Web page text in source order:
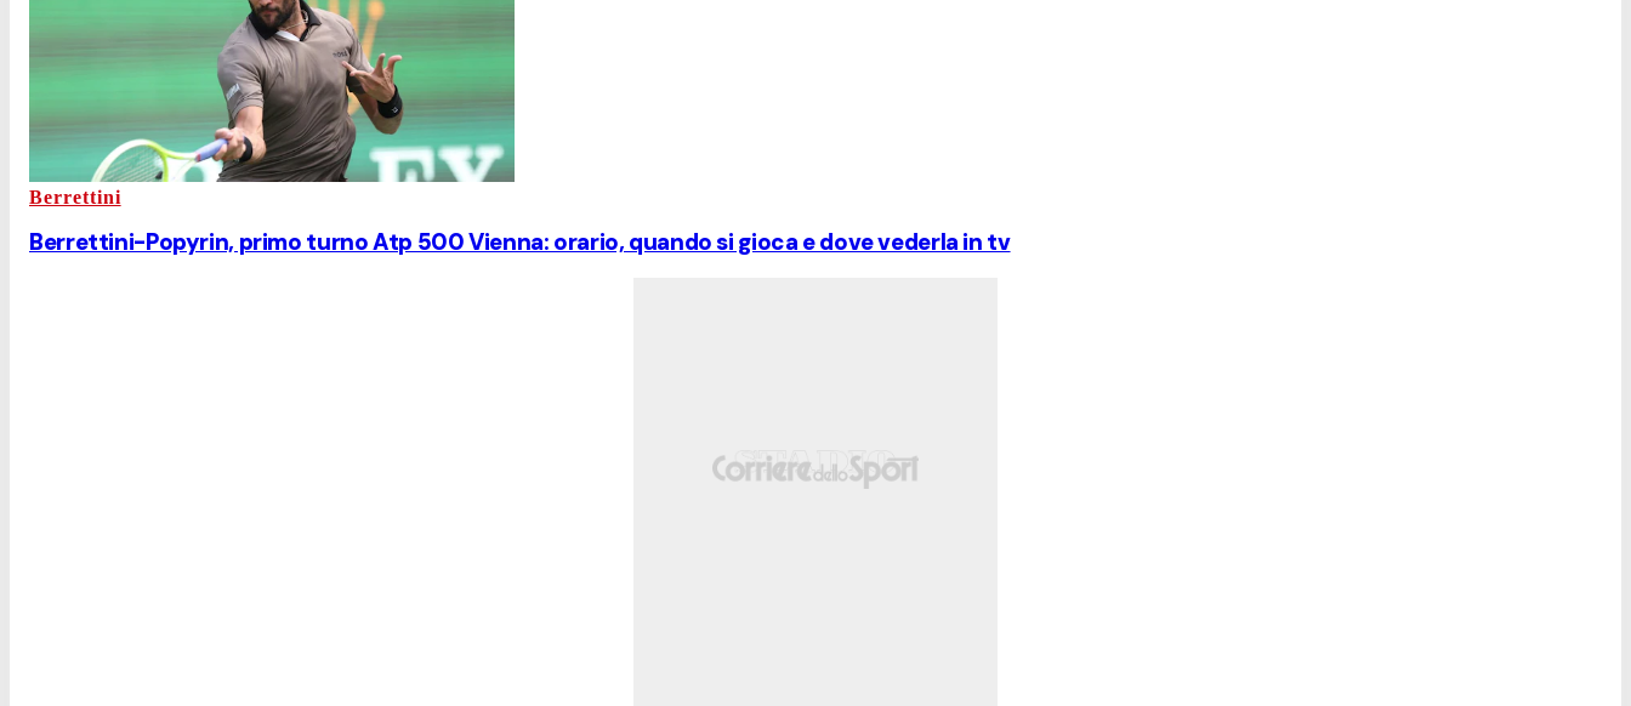
Berrettini
Berrettini-Popyrin, primo turno Atp 500 Vienna: orario, quando si gioca e dove vederla in tv